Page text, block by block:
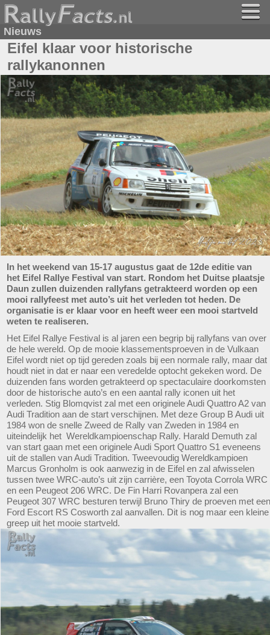
Nieuws
Eifel klaar voor historische
rallykanonnen
In het weekend van 15-17 augustus gaat de 12de editie van
het Eifel Rallye Festival van start. Rondom het Duitse plaatsje
Daun zullen duizenden rallyfans getrakteerd worden op een
mooi rallyfeest met auto’s uit het verleden tot heden. De
organisatie is er klaar voor en heeft weer een mooi startveld
weten te realiseren.
Het Eifel Rallye Festival is al jaren een begrip bij rallyfans van over
de hele wereld. Op de mooie klassementsproeven in de Vulkaan
Eifel wordt niet op tijd gereden zoals bij een normale rally, maar dat
houdt niet in dat er naar een veredelde optocht gekeken word. De
duizenden fans worden getrakteerd op spectaculaire doorkomsten
door de historische auto’s en een aantal rally iconen uit het
verleden. Stig Blomqvist zal met een originele Audi Quattro A2 van
Audi Tradition aan de start verschijnen. Met deze Group B Audi uit
1984 won de snelle Zweed de Rally van Zweden in 1984 en
uiteindelijk het Wereldkampioenschap Rally. Harald Demuth zal
van start gaan met een originele Audi Sport Quattro S1 eveneens
uit de stallen van Audi Tradition. Tweevoudig Wereldkampioen
Marcus Gronholm is ook aanwezig in de Eifel en zal afwisselen
tussen twee WRC-auto’s uit zijn carrière, een Toyota Corrola WRC
en een Peugeot 206 WRC. De Fin Harri Rovanpera zal een
Peugeot 307 WRC besturen terwijl Bruno Thiry de proeven met een
Ford Escort RS Cosworth zal aanvallen. Dit is nog maar een kleine
greep uit het mooie startveld.